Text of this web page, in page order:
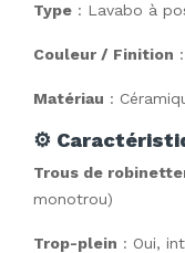
Type : Lavabo à
Couleur / Finition
Matériau :
⚙️
Trous de
monotrou)
Trop-plein : Oui,